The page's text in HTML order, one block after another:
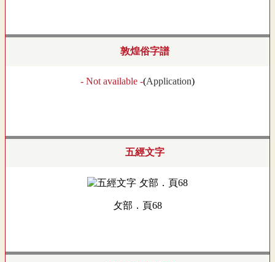
敦煌俗字譜
- Not available -(Application)
五經文字
攵部．頁68